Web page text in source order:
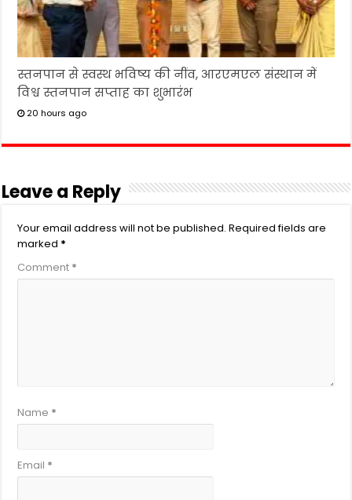
स्तनपान से स्वस्थ भविष्य की नींव, आरएमएल संस्थान में
विश्व स्तनपान सप्ताह का शुभारंभ
20 hours ago
Leave a Reply
Your email address will not be published. Required fields are
marked *
Comment *
Name *
Email *